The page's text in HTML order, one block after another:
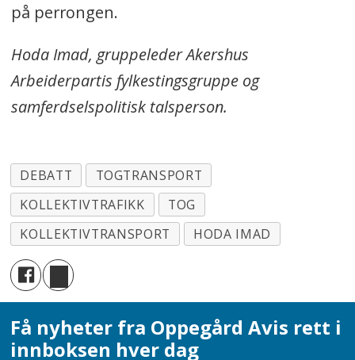
på perrongen.
Hoda Imad, gruppeleder Akershus
Arbeiderpartis fylkestingsgruppe og
samferdselspolitisk talsperson.
DEBATT
TOGTRANSPORT
KOLLEKTIVTRAFIKK
TOG
KOLLEKTIVTRANSPORT
HODA IMAD
Få nyheter fra Oppegård Avis rett i
innboksen hver dag